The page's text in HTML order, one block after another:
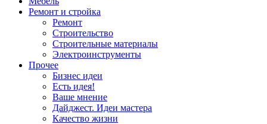
Ремонт и стройка
Ремонт
Строительство
Строительные материалы
Электроинструменты
Прочее
Бизнес идеи
Есть идея!
Ваше мнение
Дайджест. Идеи мастера
Качество жизни